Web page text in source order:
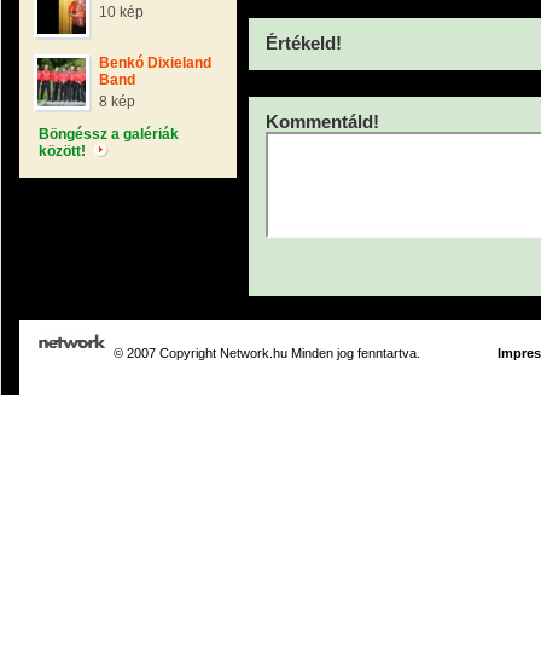
10 kép
Benkó Dixieland
Band
8 kép
Böngéssz a galériák
között!
Értékeld!
Kommentáld!
© 2007 Copyright Network.hu Minden jog fenntartva.